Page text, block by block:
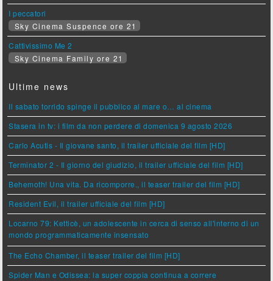
I peccatori
Sky Cinema Suspence ore 21
Cattivissimo Me 2
Sky Cinema Family ore 21
Ultime news
Il sabato torrido spinge il pubblico al mare o… al cinema
Stasera in tv: i film da non perdere di domenica 9 agosto 2026
Carlo Acutis - Il giovane santo, il trailer ufficiale del film [HD]
Terminator 2 - Il giorno del giudizio, il trailer ufficiale del film [HD]
Behemoth! Una vita. Da ricomporre., il teaser trailer del film [HD]
Resident Evil, il trailer ufficiale del film [HD]
Locarno 79: Ketticè, un adolescente in cerca di senso all'interno di un
mondo programmaticamente insensato
The Echo Chamber, il teaser trailer del film [HD]
Spider Man e Odissea: la super coppia continua a correre